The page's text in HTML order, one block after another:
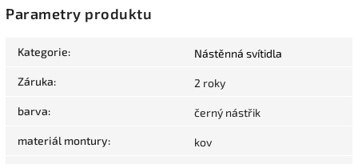
Parametry produktu
Kategorie: Nástěnná svítidla
Záruka: 2 roky
barva: černý nástřik
materiál montury: kov